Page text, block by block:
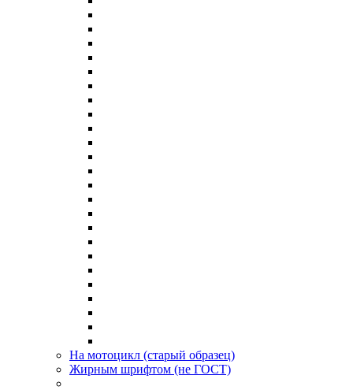
На мотоцикл (старый образец)
Жирным шрифтом (не ГОСТ)